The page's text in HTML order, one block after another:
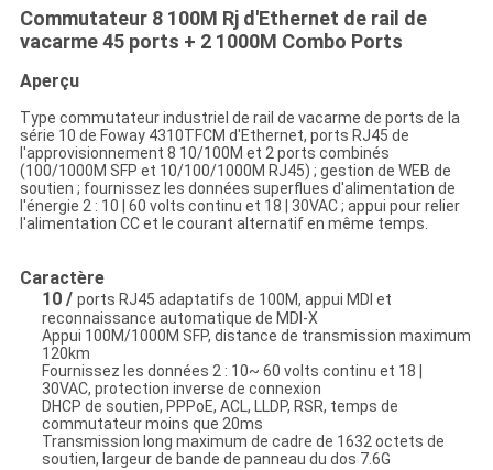
PRIVÉE
Commutateur 8 100M Rj d'Ethernet de rail de
vacarme 45 ports + 2 1000M Combo Ports
Aperçu
Type commutateur industriel de rail de vacarme de ports de la
série 10 de Foway 4310TFCM d'Ethernet, ports RJ45 de
l'approvisionnement 8 10/100M et 2 ports combinés
(100/1000M SFP et 10/100/1000M RJ45) ; gestion de WEB de
soutien ; fournissez les données superflues d'alimentation de
l'énergie 2 : 10 | 60 volts continu et 18 | 30VAC ; appui pour relier
l'alimentation CC et le courant alternatif en même temps.
Caractère
10 / ports RJ45 adaptatifs de 100M, appui MDI et
reconnaissance automatique de MDI-X
Appui 100M/1000M SFP, distance de transmission maximum
120km
Fournissez les données 2 : 10~ 60 volts continu et 18 |
30VAC, protection inverse de connexion
DHCP de soutien, PPPoE, ACL, LLDP, RSR, temps de
commutateur moins que 20ms
Transmission long maximum de cadre de 1632 octets de
soutien, largeur de bande de panneau du dos 7.6G